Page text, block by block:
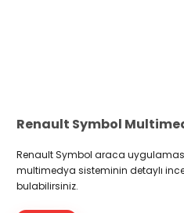
Renault Symbol
Renault Symbol araca
multimedya sisteminin detaylı
bulabilirsiniz.